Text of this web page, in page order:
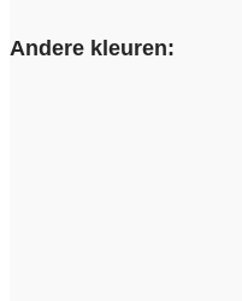
Andere kleuren: